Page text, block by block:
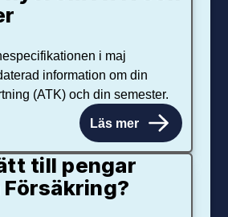
i maj
information om din
(ATK) och din semester.
Läs mer
till pengar